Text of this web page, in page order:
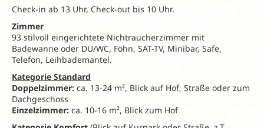
Check-in ab 13 Uhr, Check-out bis 10 Uhr.
Zimmer
93 stilvoll eingerichtete Nichtraucherzimmer mit
Badewanne oder DU/WC, Föhn, SAT-TV, Minibar, Safe,
Telefon, Leihbademantel.
Kategorie Standard
Doppelzimmer: ca. 13-24 m², Blick auf Hof, Straße oder zum
Dachgeschoss
Einzelzimmer: ca. 10-16 m², Blick zum Hof